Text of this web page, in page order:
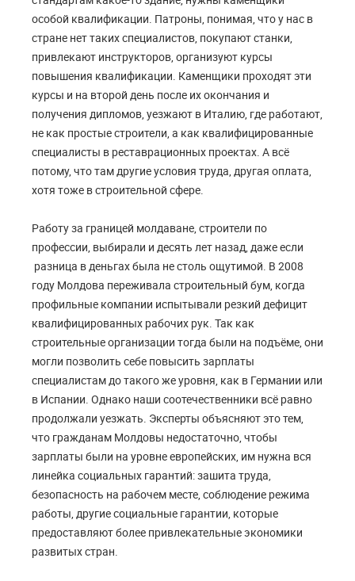
особой квалификации. Патроны, понимая, что у нас в
стране нет таких специалистов, покупают станки,
привлекают инструкторов, организуют курсы
повышения квалификации. Каменщики проходят эти
курсы и на второй день после их окончания и
получения дипломов, уезжают в Италию, где работают,
не как простые строители, а как квалифицированные
специалисты в реставрационных проектах. А всё
потому, что там другие условия труда, другая оплата,
хотя тоже в строительной сфере.
Работу за границей молдаване, строители по
профессии, выбирали и десять лет назад, даже если
разница в деньгах была не столь ощутимой. В 2008
году Молдова переживала строительный бум, когда
профильные компании испытывали резкий дефицит
квалифицированных рабочих рук. Так как
строительные организации тогда были на подъёме, они
могли позволить себе повысить зарплаты
специалистам до такого же уровня, как в Германии или
в Испании. Однако наши соотечественники всё равно
продолжали уезжать. Эксперты объясняют это тем,
что гражданам Молдовы недостаточно, чтобы
зарплаты были на уровне европейских, им нужна вся
линейка социальных гарантий: зашита труда,
безопасность на рабочем месте, соблюдение режима
работы, другие социальные гарантии, которые
предоставляют более привлекательные экономики
развитых стран.